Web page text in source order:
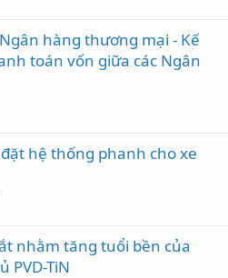
hàng thương mại - Kế
toán vốn giữa các Ngân
hệ thống phanh cho xe
nhằm tăng tuổi bền của
PVD-TiN